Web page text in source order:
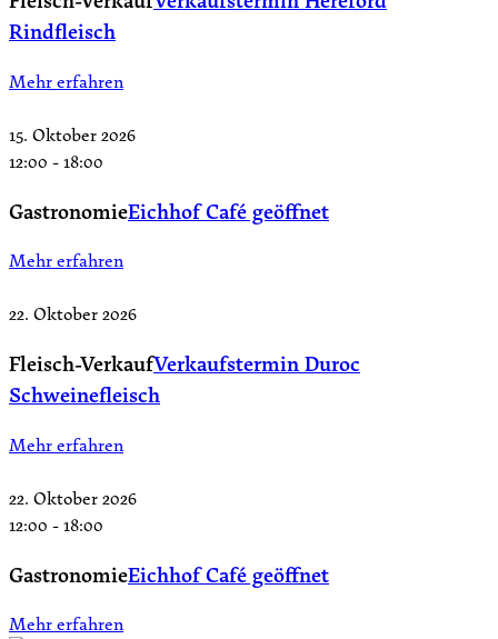
Rindfleisch
Mehr erfahren
15. Oktober 2026
12:00 -18:00
GastronomieEichhof Café geöffnet
Mehr erfahren
22. Oktober 2026
Fleisch-VerkaufVerkaufstermin Duroc
Schweinefleisch
Mehr erfahren
22. Oktober 2026
12:00 -18:00
GastronomieEichhof Café geöffnet
Mehr erfahren